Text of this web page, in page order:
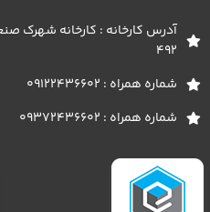
آدرس کارخانه : کارخانه شهرک
492
شماره همراه : 09122436602
شماره همراه : 09372436602